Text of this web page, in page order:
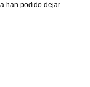
han podido dejar